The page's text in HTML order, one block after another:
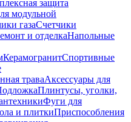
защита
модульной
газаСчетчики
и отделкаНапольные
КерамогранитСпортивные
траваАксессуары для
Плинтусы, уголки,
Фуги для
и плиткиПриспособления